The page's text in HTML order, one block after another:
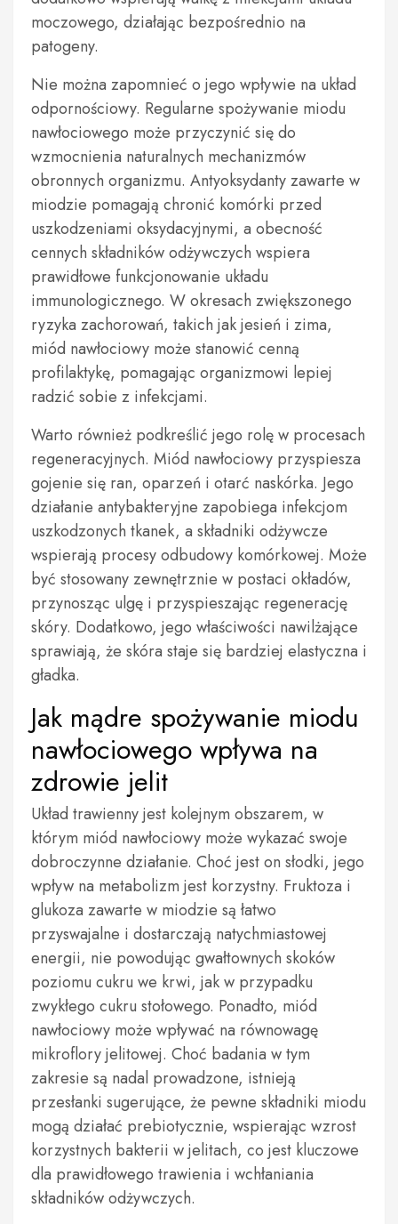
moczowego, działając bezpośrednio na
patogeny.
Nie można zapomnieć o jego wpływie na układ
odpornościowy. Regularne spożywanie miodu
nawłociowego może przyczynić się do
wzmocnienia naturalnych mechanizmów
obronnych organizmu. Antyoksydanty zawarte w
miodzie pomagają chronić komórki przed
uszkodzeniami oksydacyjnymi, a obecność
cennych składników odżywczych wspiera
prawidłowe funkcjonowanie układu
immunologicznego. W okresach zwiększonego
ryzyka zachorowań, takich jak jesień i zima,
miód nawłociowy może stanowić cenną
profilaktykę, pomagając organizmowi lepiej
radzić sobie z infekcjami.
Warto również podkreślić jego rolę w procesach
regeneracyjnych. Miód nawłociowy przyspiesza
gojenie się ran, oparzeń i otarć naskórka. Jego
działanie antybakteryjne zapobiega infekcjom
uszkodzonych tkanek, a składniki odżywcze
wspierają procesy odbudowy komórkowej. Może
być stosowany zewnętrznie w postaci okładów,
przynosząc ulgę i przyspieszając regenerację
skóry. Dodatkowo, jego właściwości nawilżające
sprawiają, że skóra staje się bardziej elastyczna i
gładka.
Jak mądre spożywanie miodu
nawłociowego wpływa na
zdrowie jelit
Układ trawienny jest kolejnym obszarem, w
którym miód nawłociowy może wykazać swoje
dobroczynne działanie. Choć jest on słodki, jego
wpływ na metabolizm jest korzystny. Fruktoza i
glukoza zawarte w miodzie są łatwo
przyswajalne i dostarczają natychmiastowej
energii, nie powodując gwałtownych skoków
poziomu cukru we krwi, jak w przypadku
zwykłego cukru stołowego. Ponadto, miód
nawłociowy może wpływać na równowagę
mikroflory jelitowej. Choć badania w tym
zakresie są nadal prowadzone, istnieją
przesłanki sugerujące, że pewne składniki miodu
mogą działać prebiotycznie, wspierając wzrost
korzystnych bakterii w jelitach, co jest kluczowe
dla prawidłowego trawienia i wchłaniania
składników odżywczych.